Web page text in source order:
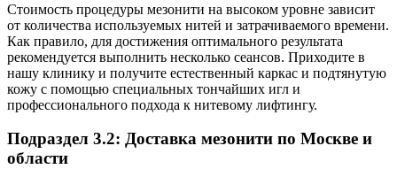
Стоимость процедуры мезонити на высоком уровне зависит
от количества используемых нитей и затрачиваемого времени.
Как правило, для достижения оптимального результата
рекомендуется выполнить несколько сеансов. Приходите в
нашу клинику и получите естественный каркас и подтянутую
кожу с помощью специальных тончайших игл и
профессионального подхода к нитевому лифтингу.
Подраздел 3.2: Доставка мезонити по Москве и
области